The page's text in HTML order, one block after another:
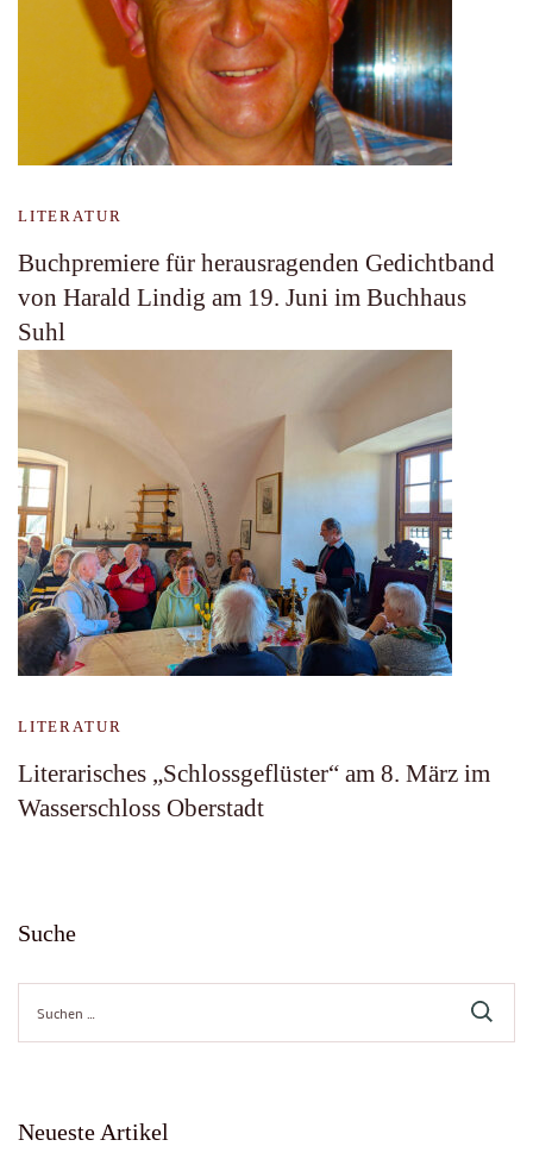
LITERATUR
Buchpremiere für herausragenden Gedichtband
von Harald Lindig am 19. Juni im Buchhaus
Suhl
LITERATUR
Literarisches „Schlossgeflüster“ am 8. März im
Wasserschloss Oberstadt
Suche
nach:
Neueste Artikel